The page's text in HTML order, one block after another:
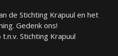
de Stichting Krapuul en het
Gedenk ons!
Stichting Krapuul